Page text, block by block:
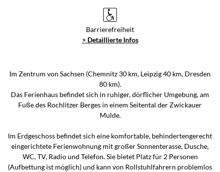
Barrierefreiheit
> Detaillierte Infos
Im Zentrum von Sachsen (Chemnitz 30 km, Leipzig 40 km, Dresden
80 km).
Das Ferienhaus befindet sich in ruhiger, dörflicher Umgebung, am
Fuße des Rochlitzer Berges in einem Seitental der Zwickauer
Mulde.
Im Erdgeschoss befindet sich eine komfortable, behindertengerecht
eingerichtete Ferienwohnung mit großer Sonnenterasse, Dusche,
WC, TV, Radio und Telefon. Sie bietet Platz für 2 Personen
(Aufbettung ist möglich) und kann von Rollstuhlfahrern problemlos